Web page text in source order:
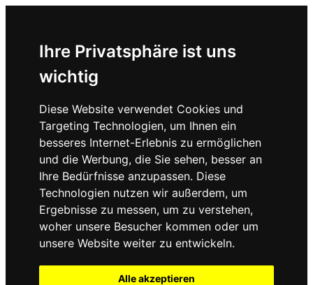
Ihre Privatsphäre ist uns
wichtig
Diese Website verwendet Cookies und
Targeting Technologien, um Ihnen ein
besseres Internet-Erlebnis zu ermöglichen
und die Werbung, die Sie sehen, besser an
Ihre Bedürfnisse anzupassen. Diese
Technologien nutzen wir außerdem, um
Ergebnisse zu messen, um zu verstehen,
woher unsere Besucher kommen oder um
unsere Website weiter zu entwickeln.
Alle akzeptieren